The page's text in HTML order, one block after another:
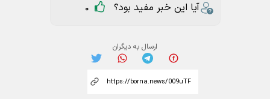
آیا این خبر مفید بود؟ 0
ارسال به دیگران